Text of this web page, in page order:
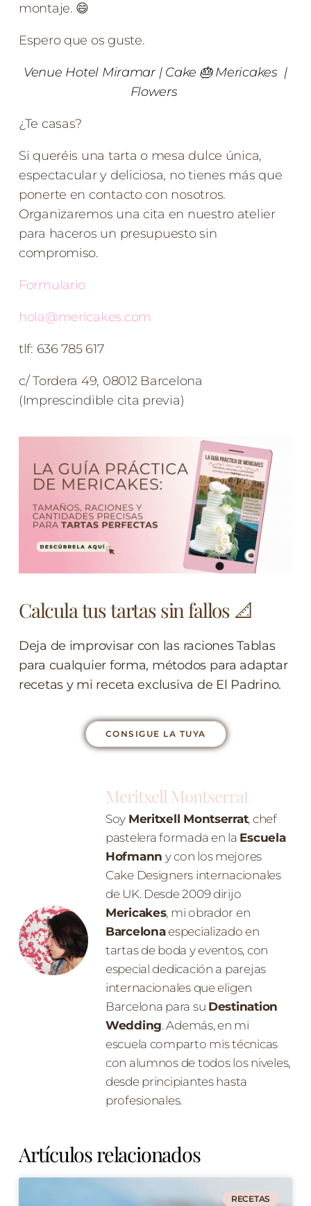
montaje. 😄
Espero que os guste.
Venue Hotel Miramar| Cake 🎂 Mericakes |
Flowers
¿Te casas?
Si queréis una tarta o mesa dulce única,
espectacular y deliciosa, no tienes más que
ponerte en contacto con nosotros.
Organizaremos una cita en nuestro atelier
para haceros un presupuesto sin
compromiso.
Formulario
hola@mericakes.com
tlf: 636 785 617
c/ Tordera 49, 08012 Barcelona
(Imprescindible cita previa)
Calcula tus tartas sin fallos 📐
Deja de improvisar con las raciones Tablas
para cualquier forma, métodos para adaptar
recetas y mi receta exclusiva de El Padrino.
CONSIGUE LA TUYA
Meritxell Montserrat
Soy Meritxell Montserrat, chef
pastelera formada en la Escuela
Hofmann y con los mejores
Cake Designers internacionales
de UK. Desde 2009 dirijo
Mericakes, mi obrador en
Barcelonaespecializado en
tartas de boda y eventos, con
especial dedicación a parejas
internacionales que eligen
Barcelona para su Destination
Wedding. Además, en mi
escuela comparto mis técnicas
con alumnos de todos los niveles,
desde principiantes hasta
profesionales.
Artículos relacionados
RECETAS